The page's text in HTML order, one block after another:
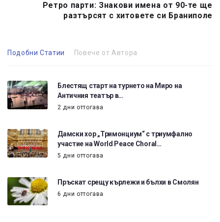
Ретро парти: Знакови имена от 90-те ще
разтърсят с хитовете си Браниполе
Подобни Статии Повече от Автора
Блестящ старт на турнето на Миро на
Античния театър в…
2 дни оттогава
Дамски хор „Тримонциум“ с триумфално
участие на World Peace Choral…
5 дни оттогава
Пръскат срещу кърлежи и бълхи в Смолян
6 дни оттогава